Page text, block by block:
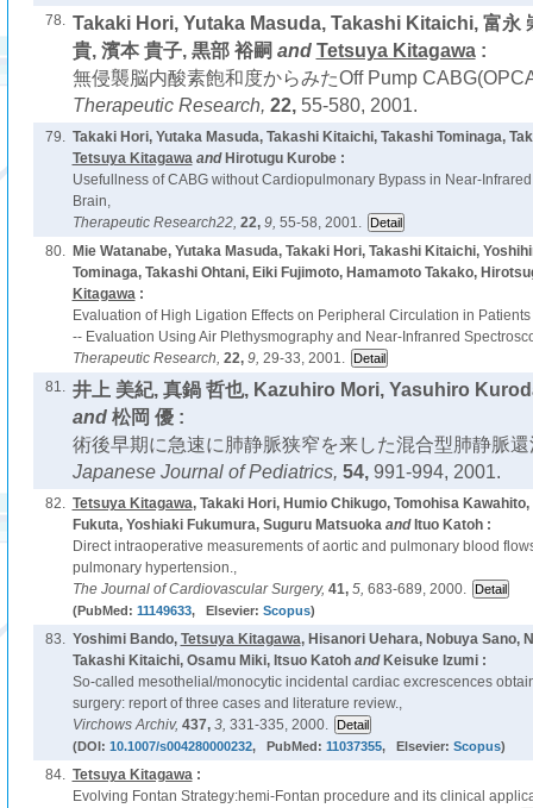
78. Takaki Hori, Yutaka Masuda, Takashi Kitaichi, 富永
貴, 濱本 貴子, 黒部 裕嗣 and Tetsuya Kitagawa:
無侵襲脳内酸素飽和度からみたOff Pump
Therapeutic Research, 22, 55-580, 2001.
79. Takaki Hori, Yutaka Masuda, Takashi Kitaichi, Takashi Tominaga,
Tetsuya Kitagawaand Hirotugu Kurobe :
Usefullness of CABG without Cardiopulmonary Bypass in Near-
Brain,
Therapeutic Research22, 22, 9, 55-58, 2001.
80.
Mie Watanabe, Yutaka Masuda, Takaki Hori, Takashi Kitaichi,
Tominaga, Takashi Ohtani, Eiki Fujimoto, Hamamoto Takako,
Kitagawa:
Evaluation of High Ligation Effects on Peripheral Circulation in
-- Evaluation Using Air Plethysmography and Near-Infranred
Therapeutic Research, 22, 9, 29-33, 2001.
81. 井上 美紀, 真鍋 哲也, Kazuhiro Mori, Yasuhiro
and 松岡 優 :
術後早期に急速に肺静脈狭窄を来した混合型肺静脈
Japanese Journal of Pediatrics, 54, 991-994, 2001.
82. Tetsuya Kitagawa, Takaki Hori, Humio Chikugo, Tomohisa
Fukuta, Yoshiaki Fukumura, Suguru Matsuokaand Ituo Katoh :
Direct intraoperative measurements of aortic and pulmonary blood
pulmonary hypertension.,
The Journal of Cardiovascular Surgery, 41, 5, 683-689, 2000.
(PubMed: 11149633, Elsevier: Scopus)
83. Yoshimi Bando, Tetsuya Kitagawa, Hisanori Uehara, Nobuya Sano,
Takashi Kitaichi, Osamu Miki, Itsuo Katohand Keisuke Izumi :
So-called mesothelial/monocytic incidental cardiac excrescences
surgery: report of three cases and literature review.,
Virchows Archiv, 437, 3, 331-335, 2000.
(DOI: 10.1007/s004280000232, PubMed: 11037355, Elsevier: Scopus)
84. Tetsuya Kitagawa:
Evolving Fontan Strategy:hemi-Fontan procedure and its clinical